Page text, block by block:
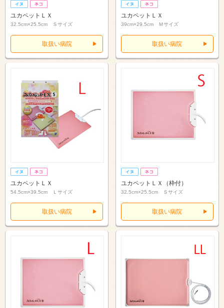
ユカペットＬＸ
32.5cm×25.5cm Ｓサイズ
取扱い病院
ユカペットＬＸ
39cm×29.5cm Ｍサイズ
取扱い病院
ユカペットＬＸ
54.5cm×39.5cm Ｌサイズ
取扱い病院
ユカペットＬＸ（枠付）
32.5cm×25.5cm Ｓサイズ
取扱い病院